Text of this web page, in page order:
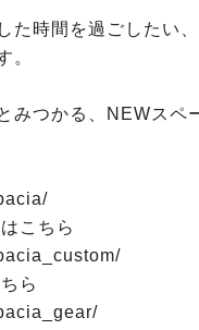
た時間を過ごしたい、
。
みつかる、NEWスペ
こちら
ら